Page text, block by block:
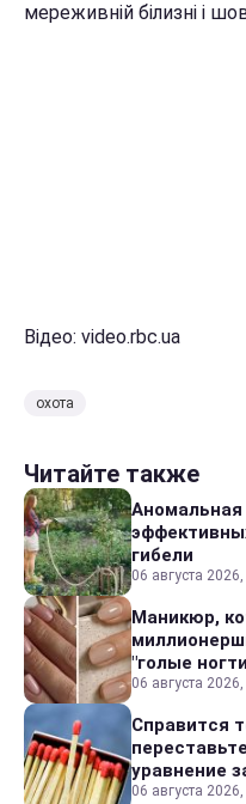
мереживній білизні і
Відео: video.rbc.ua
охота
Читайте также
гибели
06 августа
Маникюр,
"голые
06 августа
Справится
уравнение
06 августа